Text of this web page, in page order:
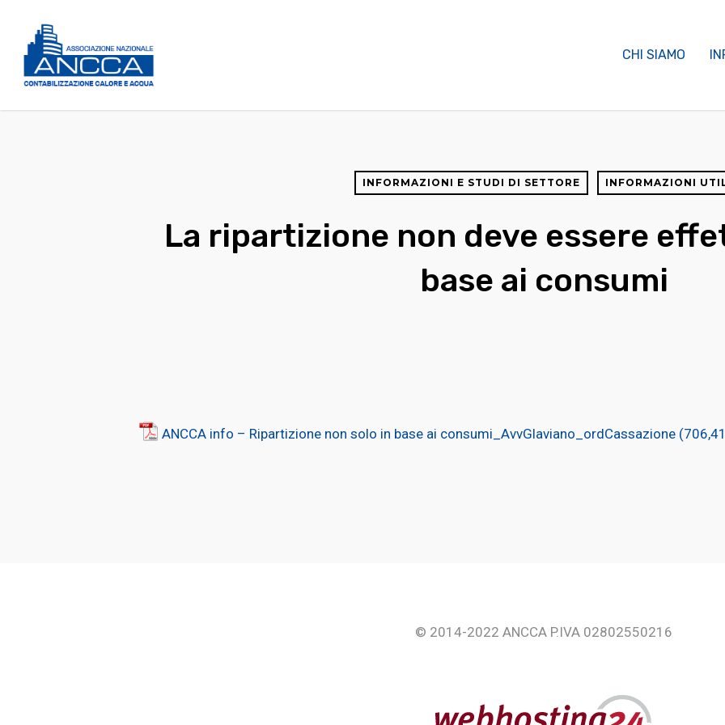
CHI SIAMO
INFORMAZIONI E STUDI DI SETTORE INFORMAZIONI
La ripartizione non deve essere
base ai consumi
ANCCA info – Ripartizione non solo in base ai consumi_AvvGlaviano_ordCassazione
© 2014-2022 ANCCA P.IVA 02802550216